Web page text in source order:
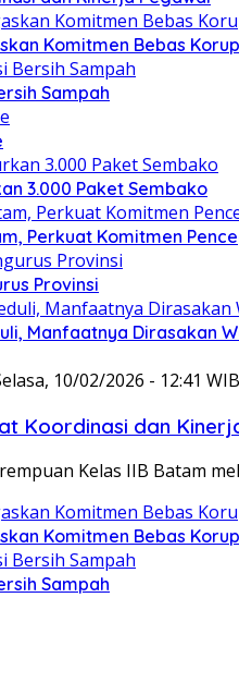
Komitmen Bebas
Sampah
3.000 Paket Sembako
Perkuat Komitmen
Provinsi
Manfaatnya Dirasakan
10/02/2026 - 12:41 WIB
Koordinasi dan
Kelas IIB Batam
Komitmen Bebas
Sampah